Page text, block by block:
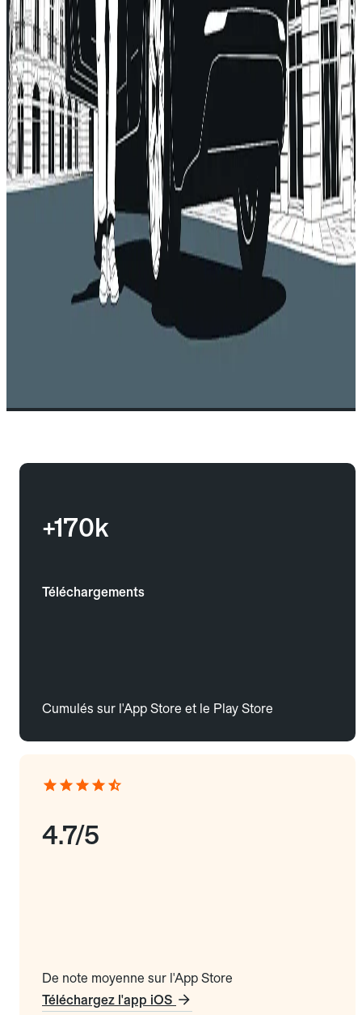
+170k
Téléchargements
Cumulés sur l'App Store et le Play Store
4.7/5
De note moyenne sur l'App Store
Téléchargez l'app iOS